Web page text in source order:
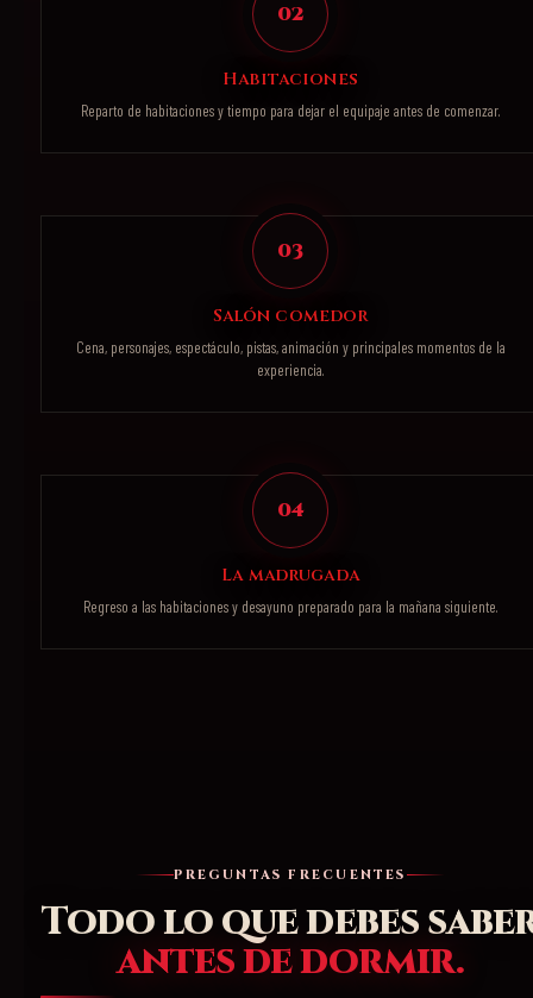
02
Habitaciones
Reparto de habitaciones y tiempo para dejar el equipaje antes de comenzar.
03
Salón comedor
Cena, personajes, espectáculo, pistas, animación y principales momentos de la
experiencia.
04
La madrugada
Regreso a las habitaciones y desayuno preparado para la mañana siguiente.
PREGUNTAS FRECUENTES
Todo lo que debes
antes de dormir.